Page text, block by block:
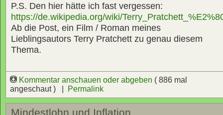
P.S. Den hier hätte ich fast vergessen:
https://de.wikipedia.org/wiki/
Ab die Post, ein Film / Roman meines
Lieblingsautors Terry Pratchett zu genau diesem
Thema.
Kommentar anschauen oder abgeben ( 886 mal
angeschaut ) |
Permalink
Mindestlohn und Inflation